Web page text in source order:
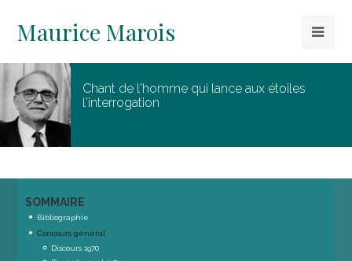
Maurice Marois
Chant de l'homme qui lance aux étoiles
l'interrogation
SOMMAIRE
Bibliographie
Concours général
Discours 1970